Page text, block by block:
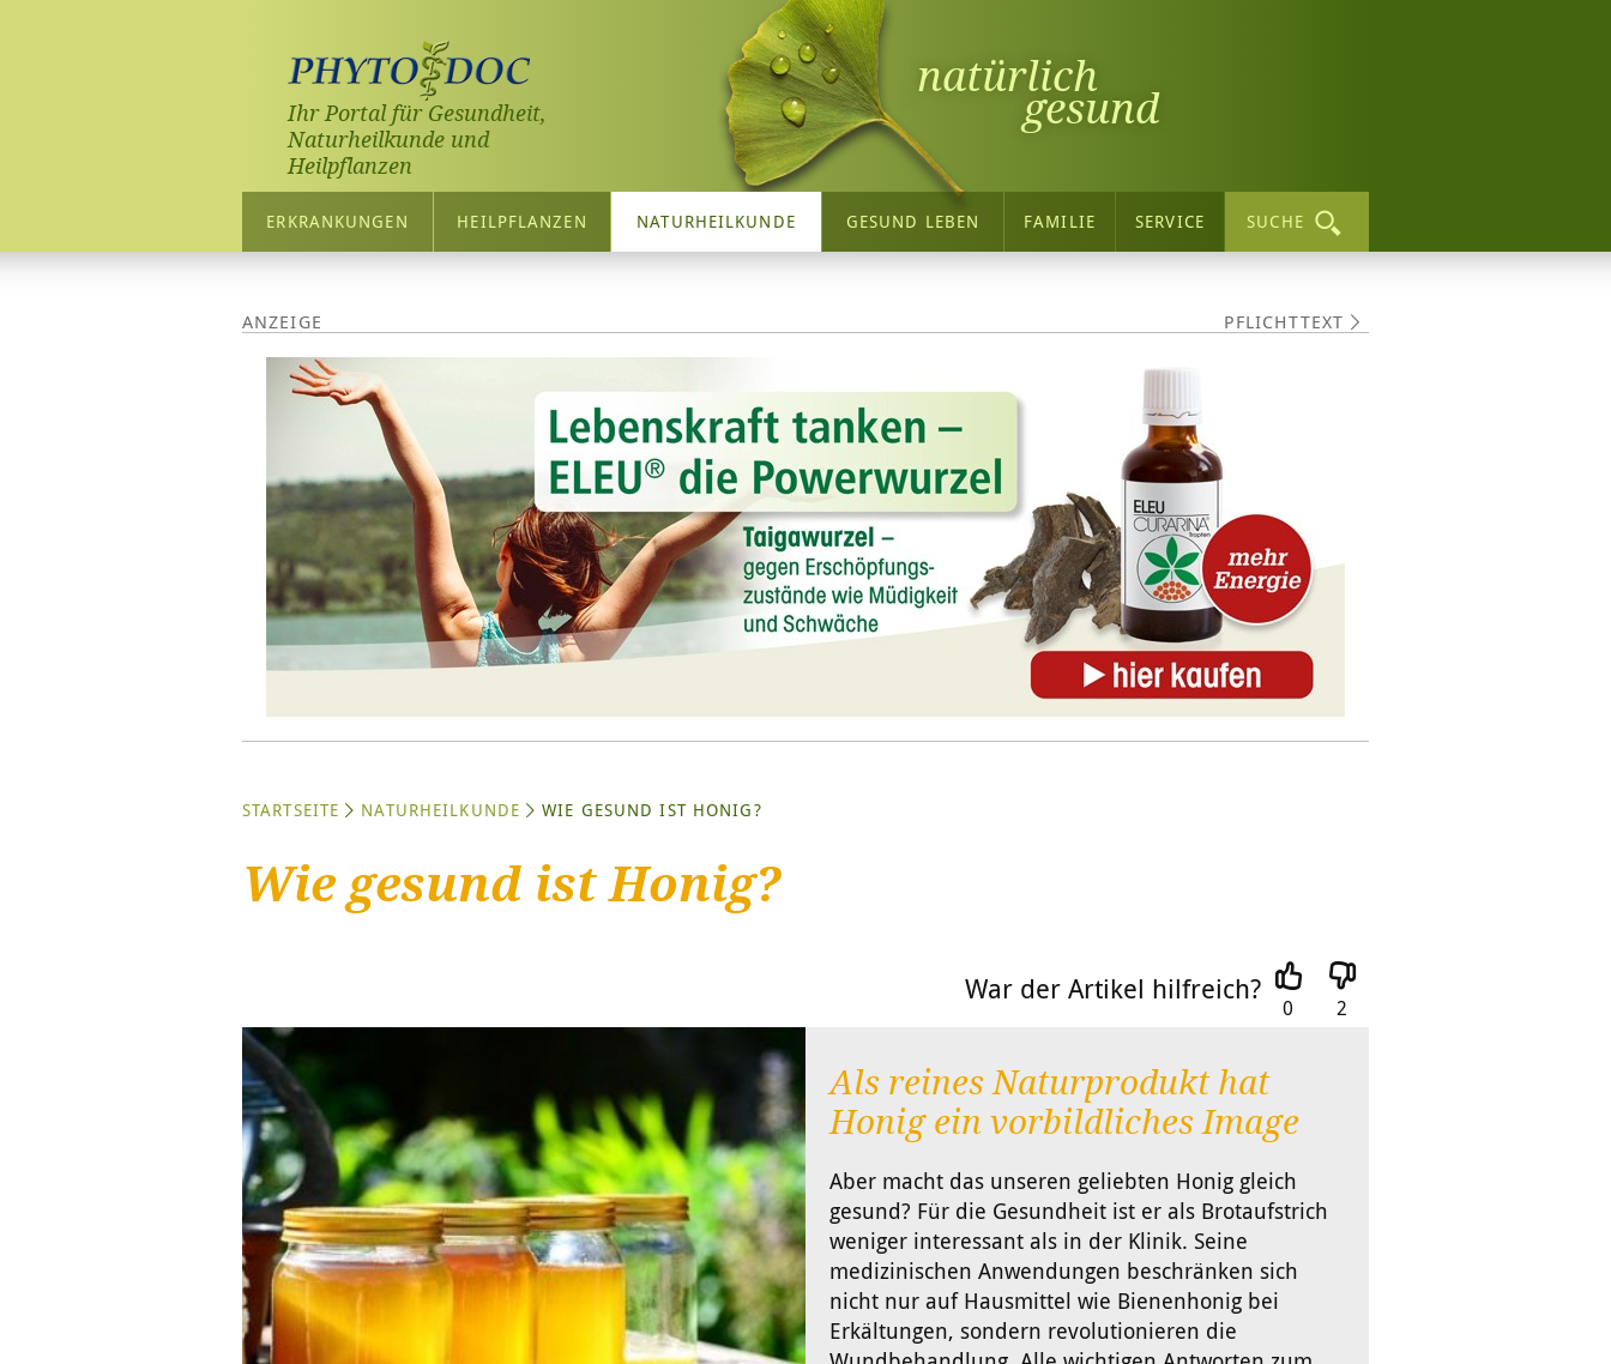
Ihr Portal für Gesundheit,
Naturheilkunde und
Heilpflanzen
natürlich
gesund
ERKRANKUNGEN HEILPFLANZEN NATURHEILKUNDE GESUND LEBEN FAMILIE SERVICE SUCHE
PFLICHTTEXT
STARTSEITE NATURHEILKUNDE WIE GESUND IST HONIG?
Wie gesund ist Honig?
War der Artikel hilfreich?
0 2
Als reines Naturprodukt hat
Honig ein vorbildliches Image
Aber macht das unseren geliebten Honig gleich
gesund? Für die Gesundheit ist er als Brotaufstrich
weniger interessant als in der Klinik. Seine
medizinischen Anwendungen beschränken sich
nicht nur auf Hausmittel wie Bienenhonig bei
Erkältungen, sondern revolutionieren die